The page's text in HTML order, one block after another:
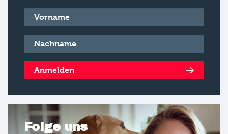
Vorname*
Nachname*
Anmelden
Folge uns